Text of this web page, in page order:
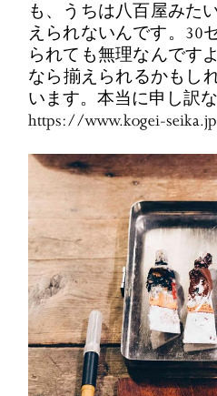
も、うちは八百屋みた
えられないんです。30
られても無理なんです
なら揃えられるかもし
います。本当に申し訳
https://www.kogei-